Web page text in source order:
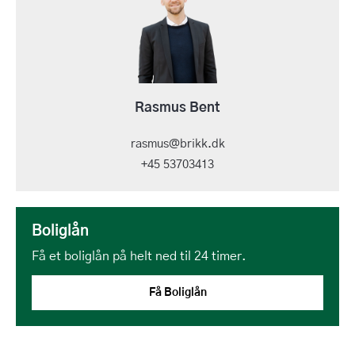
Rasmus Bent
rasmus@brikk.dk
+45 53703413
Boliglån
Få et boliglån på helt ned til 24 timer.
Få Boliglån